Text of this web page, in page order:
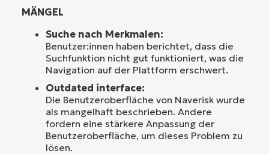
MÄNGEL
Suche nach Merkmalen:
Benutzer:innen haben berichtet, dass die
Suchfunktion nicht gut funktioniert, was die
Navigation auf der Plattform erschwert.
Outdated interface:
Die Benutzeroberfläche von Naverisk wurde
als mangelhaft beschrieben. Andere
fordern eine stärkere Anpassung der
Benutzeroberfläche, um dieses Problem zu
lösen.